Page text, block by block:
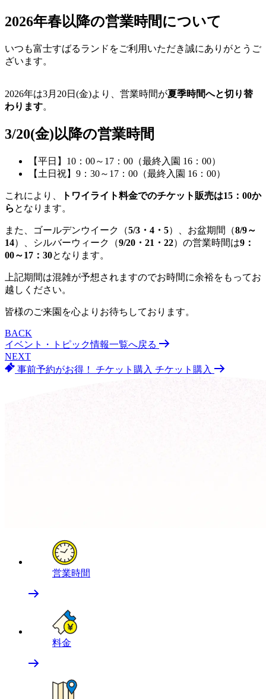
2026年春以降の営業時間について
いつも富士すばるランドをご利用いただき誠にありがとうご
ざいます。
2026年は3月20日(金)より、営業時間が夏季時間へと切り替
わります。
3/20(金)以降の営業時間
【平日】10：00～17：00（最終入園 16：00）
【土日祝】9：30～17：00（最終入園 16：00）
これにより、
トワイライト料金でのチケット販売は15：00か
ら となります。
また、ゴールデンウイーク（5/3・4・5）、お盆期間（8/9～
14）、シルバーウィーク（9/20・21・22）の営業時間は9：
00～17：30となります。
上記期間は混雑が予想されますのでお時間に余裕をもってお
越しください。
皆様のご来園を心よりお待ちしております。
BACK
イベント・トピック情報一覧へ戻る
NEXT
事前予約がお得！
チケット購入 チケット購入
営業時間
料金